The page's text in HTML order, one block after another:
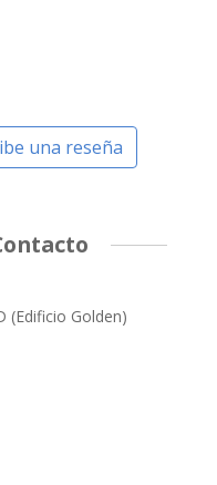
una reseña
(Edificio Golden)